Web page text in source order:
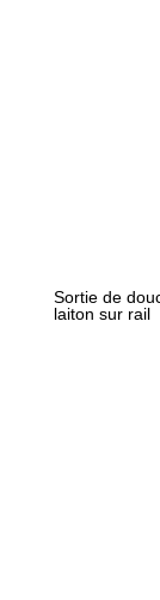
Sortie de
laiton sur rail